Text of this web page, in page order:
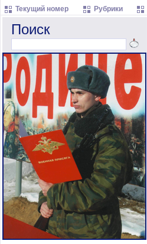
Текущий номер Рубрики
Поиск